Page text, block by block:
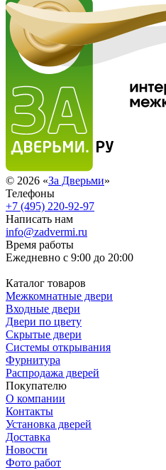
© 2026 «За Дверьми»
Телефоны
+7 (495) 220-92-97
Написать нам
info@zadvermi.ru
Время работы
Ежедневно с 9:00 до 20:00
Каталог товаров
Межкомнатные двери
Входные двери
Двери по цвету
Скрытые двери
Системы открывания
Фурнитура
Распродажа дверей
Покупателю
О компании
Контакты
Установка дверей
Доставка
Новости
Фото работ